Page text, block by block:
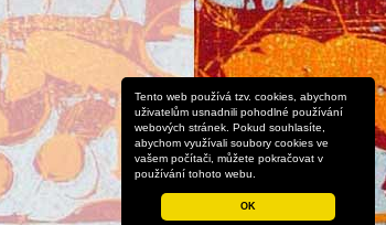
Tento web používá tzv. cookies, abychom
uživatelům usnadnili pohodlné používání
webových stránek. Pokud souhlasíte,
abychom využívali soubory cookies ve
vašem počítači, můžete pokračovat v
používání tohoto webu.
OK